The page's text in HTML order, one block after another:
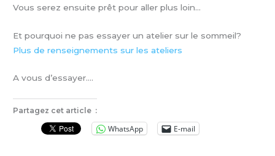
Vous serez ensuite prêt pour aller plus loin…
Et pourquoi ne pas essayer un atelier sur le sommeil?
Plus de renseignements sur les ateliers
A vous d’essayer….
Partagez cet article :
WhatsApp E-mail